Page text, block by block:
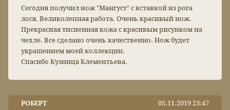
Сегодня получил нож "Мангуст" с вставкой из рога
лося. Великолепная работа. Очень красивый нож.
Прекрасная тисненная кожа с красивым рисунком на
чехле. Все сделано очень качественно. Нож будет
украшением моей коллекции.
Спасибо Кузница Клементьева.
РОБЕРТ 05.11.2019 23:47